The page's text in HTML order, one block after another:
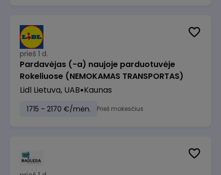
prieš 1 d.
Pardavėjas (-a) naujoje parduotuvėje
Rokeliuose (NEMOKAMAS TRANSPORTAS)
Lidl Lietuva, UAB Kaunas
1715 - 2170 €/mėn. Prieš mokesčius